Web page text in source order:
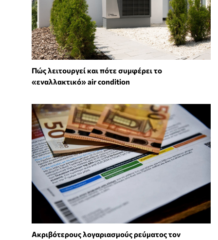
Πώς λειτουργεί και πότε συμφέρει το
«εναλλακτικό» air condition
Ακριβότερους λογαριασμούς ρεύματος τον